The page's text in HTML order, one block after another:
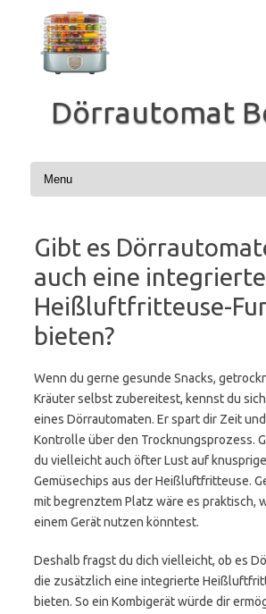
Inhalt
springen
Dörrautomat
Gibt es
auch eine integrierte
Heißluftfritteuse-
bieten?
Wenn du gerne gesunde Snacks,
Kräuter selbst zubereitest, kennst du
eines Dörrautomaten. Er spart dir Zeit
Kontrolle über den Trocknungsprozess.
du vielleicht auch öfter Lust auf
Gemüsechips aus der Heißluftfritteuse.
mit begrenztem Platz wäre es praktisch,
einem Gerät nutzen könntest.
Deshalb fragst du dich vielleicht, ob es
die zusätzlich eine integrierte
bieten. So ein Kombigerät würde dir